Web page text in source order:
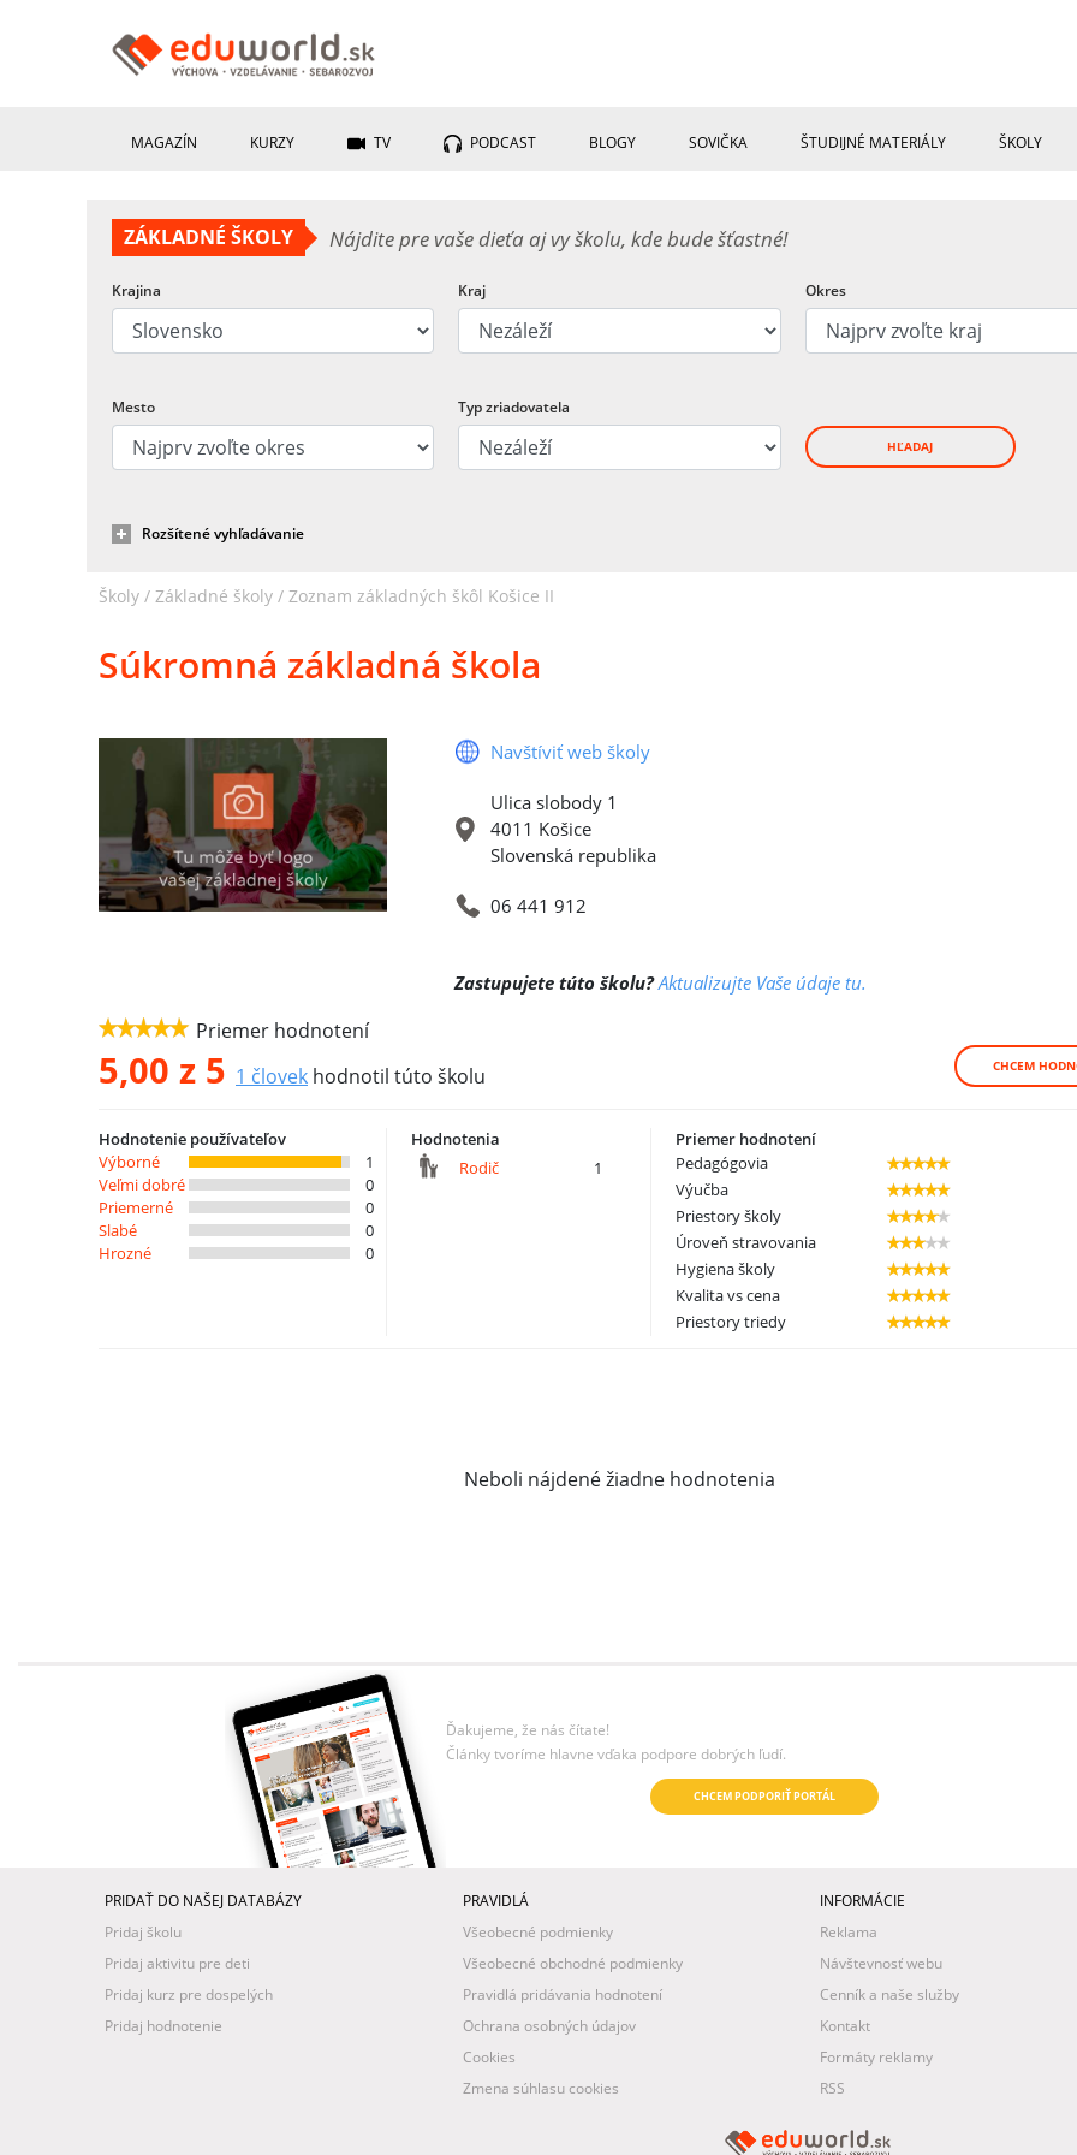
MAGAZÍN KURZY TV PODCAST BLOGY SOVIČKA ŠTUDIJNÉ MATERIÁLY ŠKOLY
ZÁKLADNÉ ŠKOLY Nájdite pre vaše dieťa aj vy školu, kde bude šťastné!
Krajina Kraj Okres
Mesto Typ zriadovatela
HĽADAJ
Rozšítené vyhľadávanie
Školy / Základné školy / Zoznam základných škôl Košice II
Súkromná základná škola
Navštíviť web školy
Ulica slobody 1
4011 Košice
Slovenská republika
06 441 912
Zastupujete túto školu? Aktualizujte Vaše údaje tu.
Priemer hodnotení
5,00 z 5 1 človek hodnotil túto školu CHCEM
Hodnotenie používateľov
Výborné
1
Veľmi dobré
0
Priemerné
0
Slabé
0
Hrozné
0
Hodnotenia
Rodič
1
Priemer hodnotení
Pedagógovia
Výučba
Priestory školy
Úroveň stravovania
Hygiena školy
Kvalita vs cena
Priestory triedy
Neboli nájdené žiadne hodnotenia
Ďakujeme, že nás čítate!
Články tvoríme hlavne vďaka podpore dobrých ľudí.
CHCEM PODPORIŤ PORTÁL
PRIDAŤ DO NAŠEJ DATABÁZY
Pridaj školu
Pridaj aktivitu pre deti
Pridaj kurz pre dospelých
Pridaj hodnotenie
PRAVIDLÁ
Všeobecné podmienky
Všeobecné obchodné podmienky
Pravidlá pridávania hodnotení
Ochrana osobných údajov
Cookies
Zmena súhlasu cookies
INFORMÁCIE
Reklama
Návštevnosť webu
Cenník a naše služby
Kontakt
Formáty reklamy
RSS